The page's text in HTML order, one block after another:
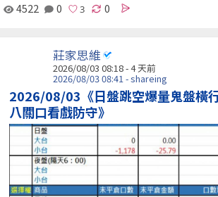
4522 0 0
莊家思維
2026/08/03 08:18 - 4 天前
2026/08/03 08:41 - shareing
2026/08/03《日盤跳空爆量鬼盤橫
八關口看戲防守》